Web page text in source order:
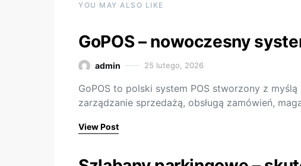
YOU MAY ALSO LIKE
GoPOS – nowoczesny
admin 25 lutego, 2026
GoPOS to polski system POS stworzony z
zarządzanie sprzedażą, obsługą zamówień,
View Post